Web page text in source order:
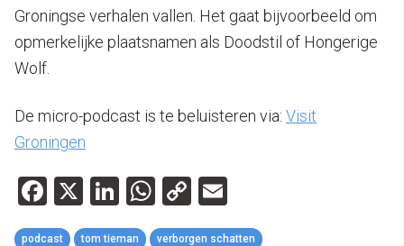
Groningse verhalen vallen. Het gaat bijvoorbeeld om
opmerkelijke plaatsnamen als Doodstil of Hongerige
Wolf.
De micro-podcast is te beluisteren via: Visit
Groningen
Facebook
X LinkedIn
WhatsApp
Copy
Link
podcast tom tieman verborgen schatten